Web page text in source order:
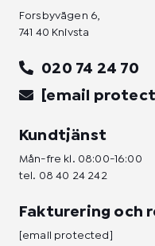
Forsbyvägen 6,
741 40 Knivsta
020 74 24 70
[email
Kundtjänst
Mån-fre kl. 08:00-16:00
tel. 08 40 24 242
Fakturering och
[email protected]